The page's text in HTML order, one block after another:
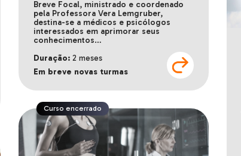
Breve Focal, ministrado e coordenado
pela Professora Vera Lemgruber,
destina-se a médicos e psicólogos
interessados em aprimorar seus
conhecimentos…
Duração: 2 meses
Em breve novas turmas
Curso encerrado